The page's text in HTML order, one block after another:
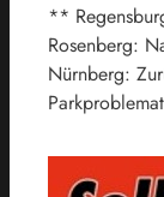
**
Rosenberg:
Nürnberg: